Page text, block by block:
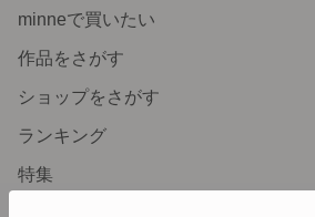
minneで買いたい
作品をさがす
ショップをさがす
ランキング
特集